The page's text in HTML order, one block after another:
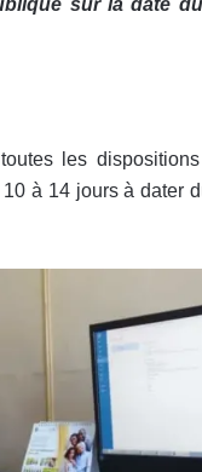
sur la date
les
à 14 jours à dater